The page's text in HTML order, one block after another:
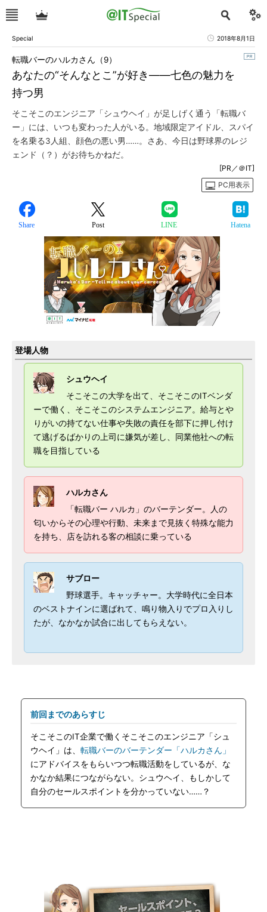
Special 2018年8月1日
あなたの“そんなとこ”が好き――七色の魅力を
持つ男
転職バーのハルカさん（9）
そこそこのエンジニア「シュウヘイ」が足しげく通う「転職バ
ー」には、いつも変わった人がいる。地域限定アイドル、スパイ
を名乗る3人組、顔色の悪い男……。さあ、今日は野球界のレジ
ェンド（？）がお待ちかねだ。
[PR／＠IT]
PC用表示
Share Post LINE Hatena
登場人物
シュウヘイ
そこそこの大学を出て、そこそこのITベンダ
ーで働く、そこそこのシステムエンジニア。給与とや
りがいの持てない仕事や失敗の責任を部下に押し付け
て逃げるばかりの上司に嫌気が差し、同業他社への転
職を目指している
ハルカさん
「転職バー ハルカ」のバーテンダー。人の
匂いからその心理や行動、未来まで見抜く特殊な能力
を持ち、店を訪れる客の相談に乗っている
サブロー
野球選手。キャッチャー。大学時代に全日本
のベストナインに選ばれて、鳴り物入りでプロ入りし
たが、なかなか試合に出してもらえない。
前回までのあらすじ
そこそこのIT企業で働くそこそこのエンジニア「シュ
ウヘイ」は、 転職バーのバーテンダー「ハルカさん」
にアドバイスをもらいつつ転職活動をしているが、な
かなか結果につながらない。シュウヘイ、もしかして
自分のセールスポイントを分かっていない……？